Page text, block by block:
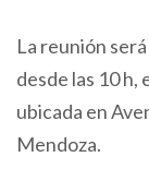
La reunión
desde las 10 h,
ubicada en
Mendoza.